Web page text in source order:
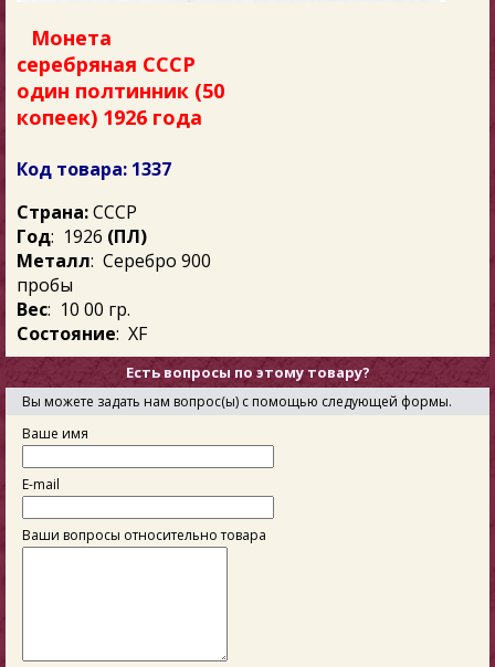
Монета
серебряная СССР
один полтинник (50
копеек) 1926 года
Код товара: 1337
Страна:СССР
Год: 1926 (ПЛ)
Металл: Серебро 900
пробы
Вес: 10 00 гр.
Состояние: XF
Есть вопросы по этому товару?
Вы можете задать нам вопрос(ы) с помощью следующей формы.
Ваше имя
E-mail
Ваши вопросы относительно товара